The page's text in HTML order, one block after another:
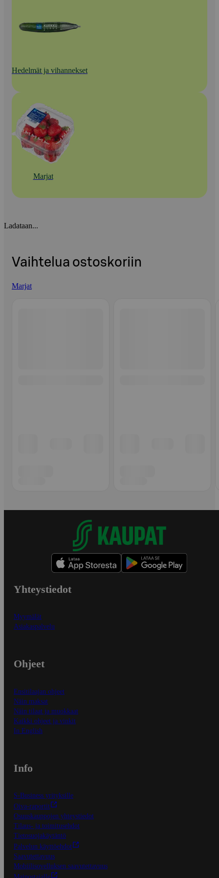
Hedelmät ja vihannekset
Marjat
Ladataan...
Vaihtelua ostoskoriin
Marjat
Yhteystiedot
Myymälät
Asiakaspalvelu
Ohjeet
Ensitilaajan ohjeet
Näin maksat
Näin tilaat ja muokkaat
Kaikki ohjeet ja vinkit
In English
Info
S-Business yrityksille
Oiva-raportit
Osuuskauppojen yhteystiedot
Tilaus- ja toimitusehdot
Tietosuojakäytäntö
Palvelun käyttöehdot
Saavutettavuus
Mobiilisovelluksen saavutettavuus